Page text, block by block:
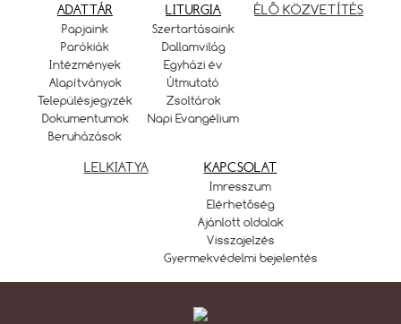
ADATTÁR
Papjaink
Parókiák
Intézmények
Alapítványok
Településjegyzék
Dokumentumok
Beruházások
LITURGIA
Szertartásaink
Dallamvilág
Egyházi év
Útmutató
Zsoltárok
Napi Evangélium
ÉLŐ KÖZVETÍTÉS
LELKIATYA KAPCSOLAT
Imresszum
Elérhetőség
Ajánlott oldalak
Visszajelzés
Gyermekvédelmi bejelentés